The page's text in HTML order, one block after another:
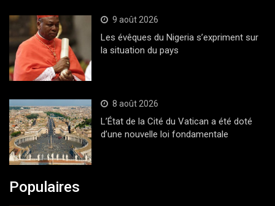
9 août 2026
Les évêques du Nigeria s’expriment sur
la situation du pays
8 août 2026
L’État de la Cité du Vatican a été doté
d’une nouvelle loi fondamentale
Populaires